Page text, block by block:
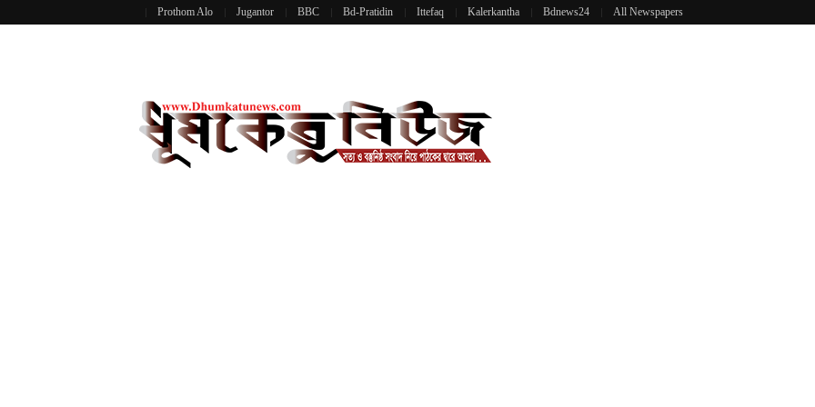
Prothom Alo Jugantor BBC Bd-Pratidin Ittefaq Kalerkantha Bdnews24 All Newspapers